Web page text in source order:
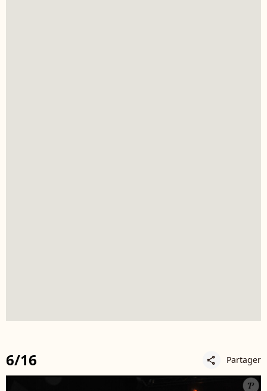
6/16 share Partager